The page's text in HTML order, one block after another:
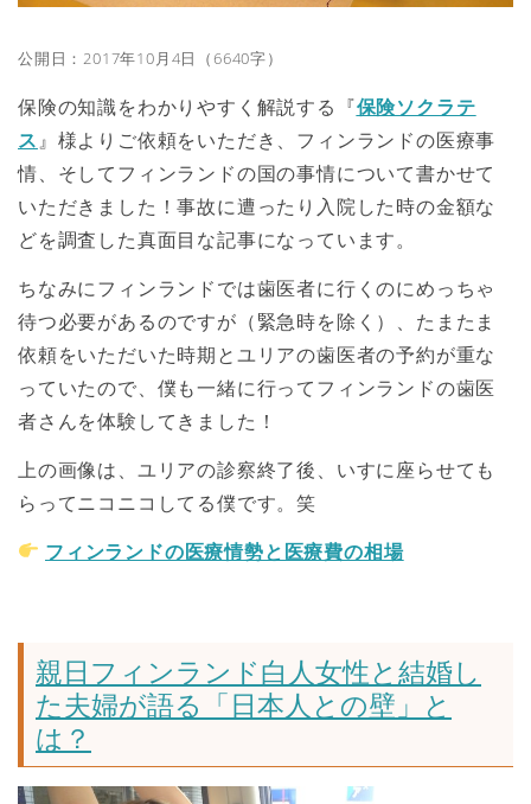
公開日：2017年10月4日（6640字）
保険の知識をわかりやすく解説する『保険ソクラテ
ス』様よりご依頼をいただき、フィンランドの医療事
情、そしてフィンランドの国の事情について書かせて
いただきました！事故に遭ったり入院した時の金額な
どを調査した真面目な記事になっています。
ちなみにフィンランドでは歯医者に行くのにめっちゃ
待つ必要があるのですが（緊急時を除く）、たまたま
依頼をいただいた時期とユリアの歯医者の予約が重な
っていたので、僕も一緒に行ってフィンランドの歯医
者さんを体験してきました！
上の画像は、ユリアの診察終了後、いすに座らせても
らってニコニコしてる僕です。笑
フィンランドの医療情勢と医療費の相場
親日フィンランド白人女性と結婚し
た夫婦が語る「日本人との壁」と
は？